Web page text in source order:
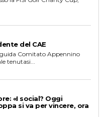
del CAE
Comitato Appennino
tenutasi...
«I social? Oggi
si va per vincere, ora